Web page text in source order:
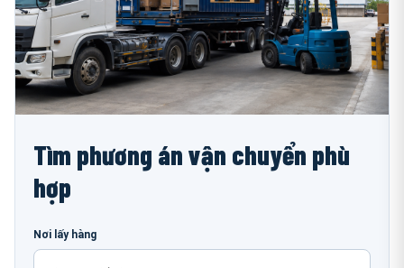
Tìm phương án vận chuyển phù
hợp
Nơi lấy hàng